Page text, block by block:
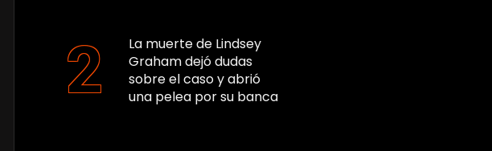
La muerte de Lindsey
Graham dejó dudas
sobre el caso y abrió
una pelea por su banca